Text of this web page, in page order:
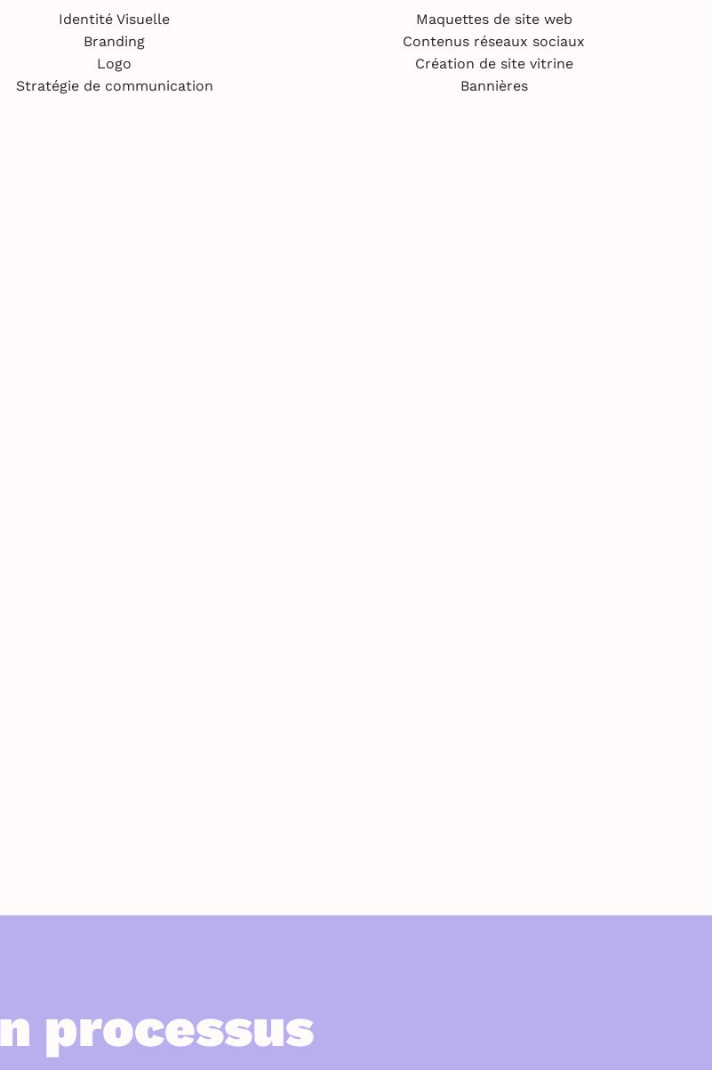
Identité Visuelle
Branding
Logo
Stratégie de communication
Maquettes de site web
Contenus réseaux sociaux
Création de site vitrine
Bannières
processus